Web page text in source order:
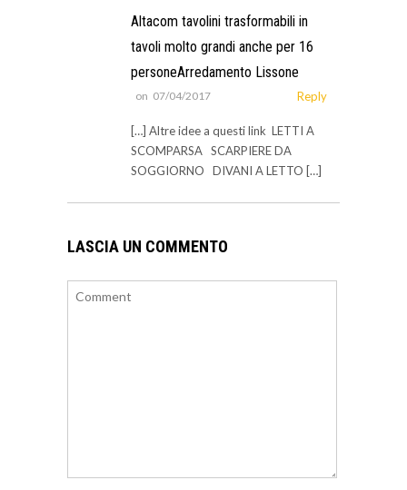
Altacom tavolini trasformabili in
tavoli molto grandi anche per 16
personeArredamento Lissone
on 07/04/2017 Reply
[…] Altre idee a questi link LETTI A
SCOMPARSA SCARPIERE DA
SOGGIORNO DIVANI A LETTO […]
LASCIA UN COMMENTO